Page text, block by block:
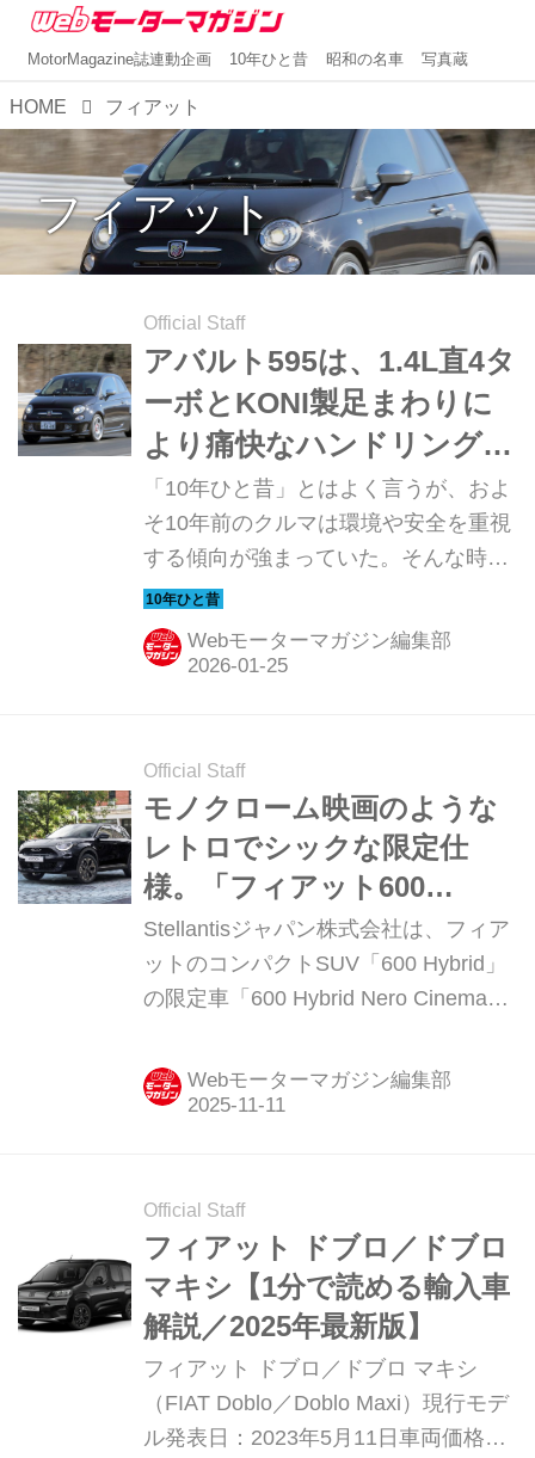
MotorMagazine誌連動企画 10年ひと昔 昭和の名車 写真蔵
HOME フィアット
フィアット
Official Staff
アバルト595は、1.4L直4タ
ーボとKONI製足まわりに
より痛快なハンドリングを
実現していた【10年ひと昔
の新車】
「10年ひと昔」とはよく言うが、およ
そ10年前のクルマは環境や安全を重視
する傾向が強まっていた。そんな時代
のニューモデル試乗記を当時の記事と
写真で紹介していこう。今回は、2013
年1月にラインナップが刷新された
Webモーターマガジン編集部
Official Staff
モノクローム映画のような
レトロでシックな限定仕
様。「フィアット600
Hybrid Nero Cinema」を発
売
Stellantisジャパン株式会社は、フィア
ットのコンパクトSUV「600 Hybrid」
の限定車「600 Hybrid Nero Cinema
マ)」を、2025年11月11日（火）より
150台限定で、全国のフィアット正規
Webモーターマガジン編集部
Official Staff
フィアット ドブロ／ドブロ
マキシ【1分で読める輸入車
解説／2025年最新版】
フィアット ドブロ／ドブロ マキシ
（FIAT Doblo／Doblo Maxi）現行モデ
ル発表日：2023年5月11日車両価格：